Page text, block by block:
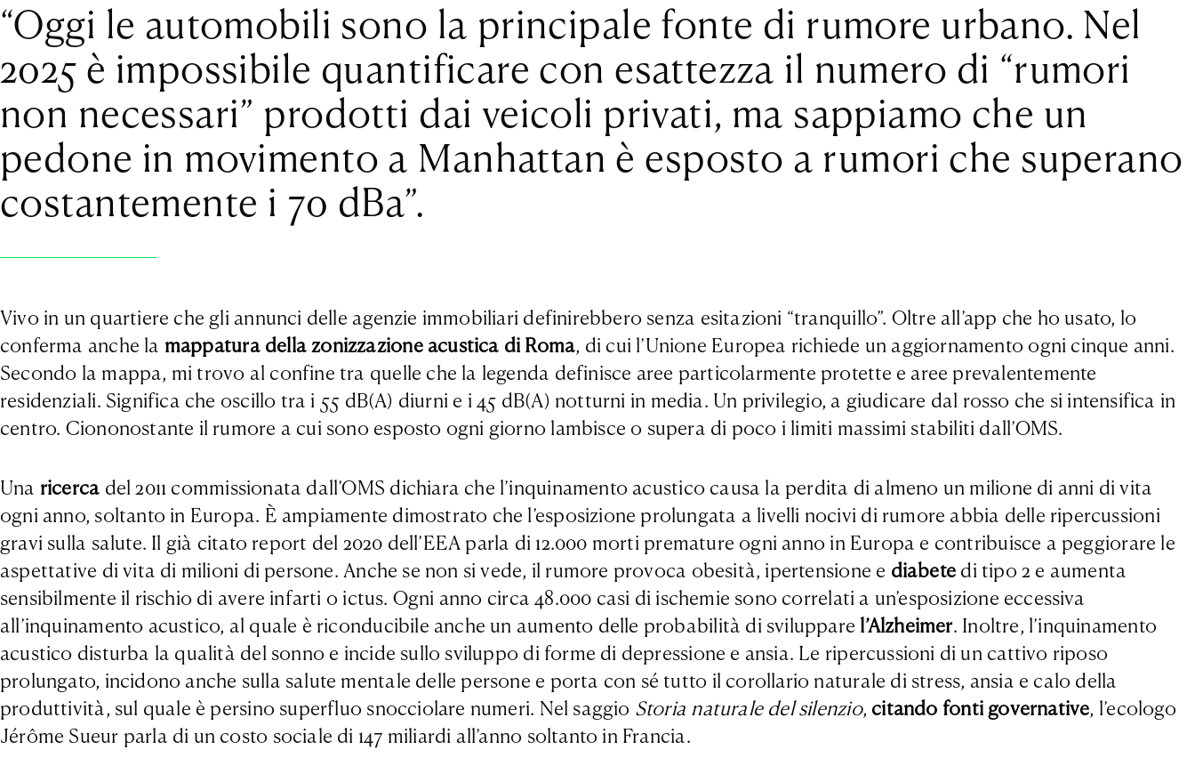
“Oggi le automobili sono la principale fonte di rumore urbano. Nel
2025 è impossibile quantificare con esattezza il numero di “rumori
non necessari” prodotti dai veicoli privati, ma sappiamo che un
pedone in movimento a Manhattan è esposto a rumori che superano
costantemente i 70 dBa”.
Vivo in un quartiere che gli annunci delle agenzie immobiliari definirebbero senza esitazioni “tranquillo”. Oltre all’app che ho usato, lo
conferma anche la mappatura della zonizzazione acustica di Roma, di cui l’Unione Europea richiede un aggiornamento ogni cinque anni.
Secondo la mappa, mi trovo al confine tra quelle che la legenda definisce aree particolarmente protette e aree prevalentemente
residenziali. Significa che oscillo tra i 55 dB(A) diurni e i 45 dB(A) notturni in media. Un privilegio, a giudicare dal rosso che si intensifica in
centro. Ciononostante il rumore a cui sono esposto ogni giorno lambisce o supera di poco i limiti massimi stabiliti dall’OMS.
Una ricerca del 2011 commissionata dall’OMS dichiara che l’inquinamento acustico causa la perdita di almeno un milione di anni di vita
ogni anno, soltanto in Europa. È ampiamente dimostrato che l’esposizione prolungata a livelli nocivi di rumore abbia delle ripercussioni
gravi sulla salute. Il già citato report del 2020 dell’EEA parla di 12.000 morti premature ogni anno in Europa e contribuisce a peggiorare le
aspettative di vita di milioni di persone. Anche se non si vede, il rumore provoca obesità, ipertensione e diabete di tipo 2 e aumenta
sensibilmente il rischio di avere infarti o ictus. Ogni anno circa 48.000 casi di ischemie sono correlati a un’esposizione eccessiva
all’inquinamento acustico, al quale è riconducibile anche un aumento delle probabilità di svilupparel’Alzheimer. Inoltre, l’inquinamento
acustico disturba la qualità del sonno e incide sullo sviluppo di forme di depressione e ansia. Le ripercussioni di un cattivo riposo
prolungato, incidono anche sulla salute mentale delle persone e porta con sé tutto il corollario naturale di stress, ansia e calo della
produttività, sul quale è persino superfluo snocciolare numeri. Nel saggio Storia naturale del silenzio,citando fonti governative, l’ecologo
Jérôme Sueur parla di un costo sociale di 147 miliardi all’anno soltanto in Francia.